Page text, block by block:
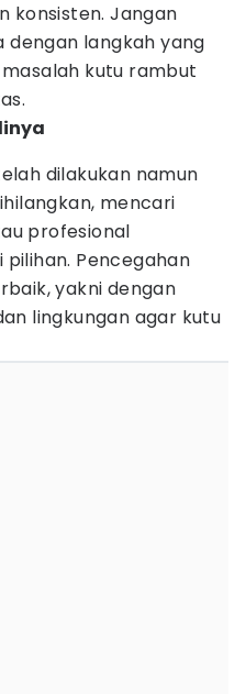
konsisten. Jangan
dengan langkah yang
kutu rambut
dilakukan namun
mencari
profesional
Pencegahan
yakni dengan
lingkungan agar kutu